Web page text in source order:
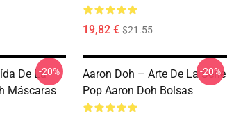
19,82 € $21.55
De La
Máscaras
-20%
Aaron Doh – Arte De La Serie
Pop Aaron Doh Bolsas
-20%